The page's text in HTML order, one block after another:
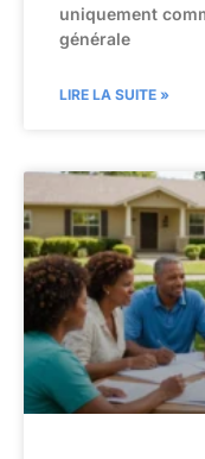
uniquement
générale
LIRE LA SUITE »